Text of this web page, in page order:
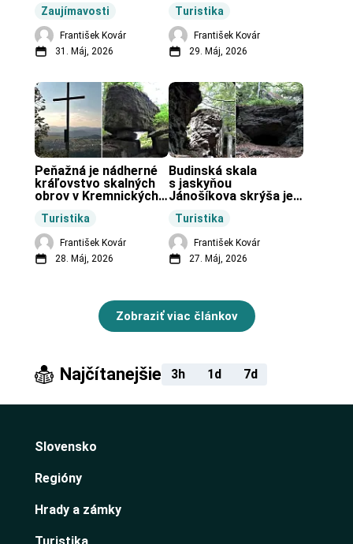
Zaujímavosti
František Kovár
31. Máj, 2026
Turistika
František Kovár
29. Máj, 2026
Turistika
Peňažná je nádherné
kráľovstvo skalných
obrov v Kremnických
František Kovár
28. Máj, 2026
Turistika
Budinská skala
s jaskyňou
Jánošíkova skrýša je
obci Budiná.
František Kovár
27. Máj, 2026
Zobraziť viac článkov
Najčítanejšie 3h 1d 7d
Slovensko
Regióny
Hrady a zámky